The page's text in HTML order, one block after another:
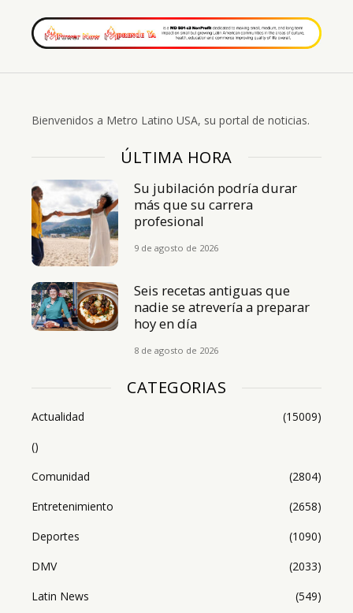
Bienvenidos a Metro Latino USA, su portal de noticias.
ÚLTIMA HORA
Su jubilación podría durar
más que su carrera
profesional
9 de agosto de 2026
Seis recetas antiguas que
nadie se atrevería a preparar
hoy en día
8 de agosto de 2026
CATEGORIAS
Actualidad
(15009)
()
Comunidad
(2804)
Entretenimiento
(2658)
Deportes
(1090)
DMV
(2033)
Latin News
(549)